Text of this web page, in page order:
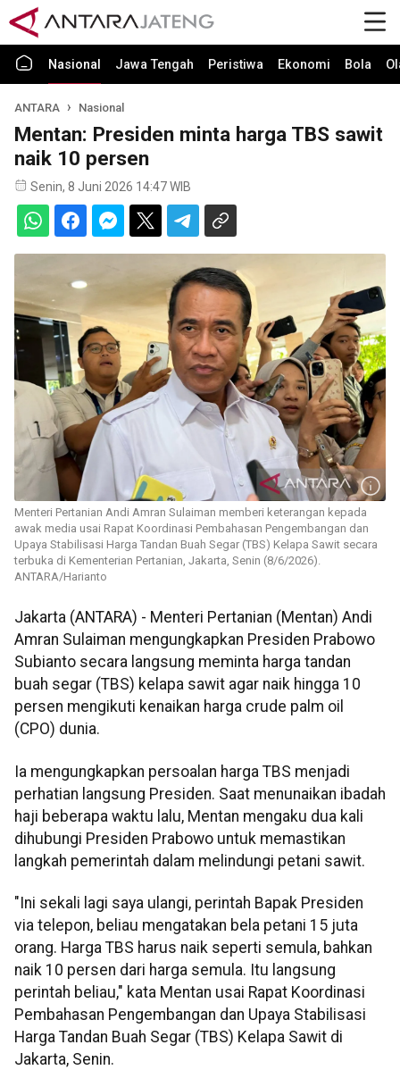
Nasional Jawa Tengah Peristiwa Ekonomi Bola
ANTARA Nasional
Mentan: Presiden minta harga TBS sawit
naik 10 persen
Senin, 8 Juni 2026 14:47 WIB
Menteri Pertanian Andi Amran Sulaiman memberi keterangan kepada
awak media usai Rapat Koordinasi Pembahasan Pengembangan dan
Upaya Stabilisasi Harga Tandan Buah Segar (TBS) Kelapa Sawit secara
terbuka di Kementerian Pertanian, Jakarta, Senin (8/6/2026).
ANTARA/Harianto
Jakarta (ANTARA) - Menteri Pertanian (Mentan) Andi
Amran Sulaiman mengungkapkan Presiden Prabowo
Subianto secara langsung meminta harga tandan
buah segar (TBS) kelapa sawit agar naik hingga 10
persen mengikuti kenaikan harga crude palm oil
(CPO) dunia.
Ia mengungkapkan persoalan harga TBS menjadi
perhatian langsung Presiden. Saat menunaikan ibadah
haji beberapa waktu lalu, Mentan mengaku dua kali
dihubungi Presiden Prabowo untuk memastikan
langkah pemerintah dalam melindungi petani sawit.
"Ini sekali lagi saya ulangi, perintah Bapak Presiden
via telepon, beliau mengatakan bela petani 15 juta
orang. Harga TBS harus naik seperti semula, bahkan
naik 10 persen dari harga semula. Itu langsung
perintah beliau," kata Mentan usai Rapat Koordinasi
Pembahasan Pengembangan dan Upaya Stabilisasi
Harga Tandan Buah Segar (TBS) Kelapa Sawit di
Jakarta, Senin.